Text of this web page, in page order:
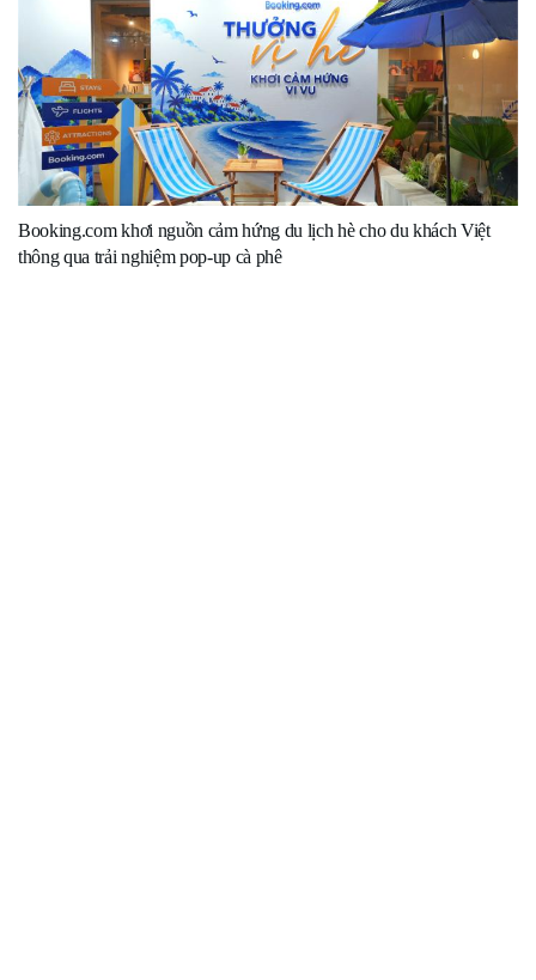
Booking.com khơi nguồn cảm hứng du lịch hè cho du khách Việt
thông qua trải nghiệm pop-up cà phê